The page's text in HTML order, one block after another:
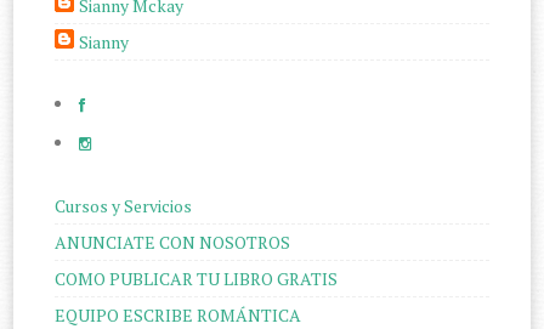
Sianny Mckay
Sianny
Cursos y Servicios
ANUNCIATE CON NOSOTROS
COMO PUBLICAR TU LIBRO GRATIS
EQUIPO ESCRIBE ROMÁNTICA